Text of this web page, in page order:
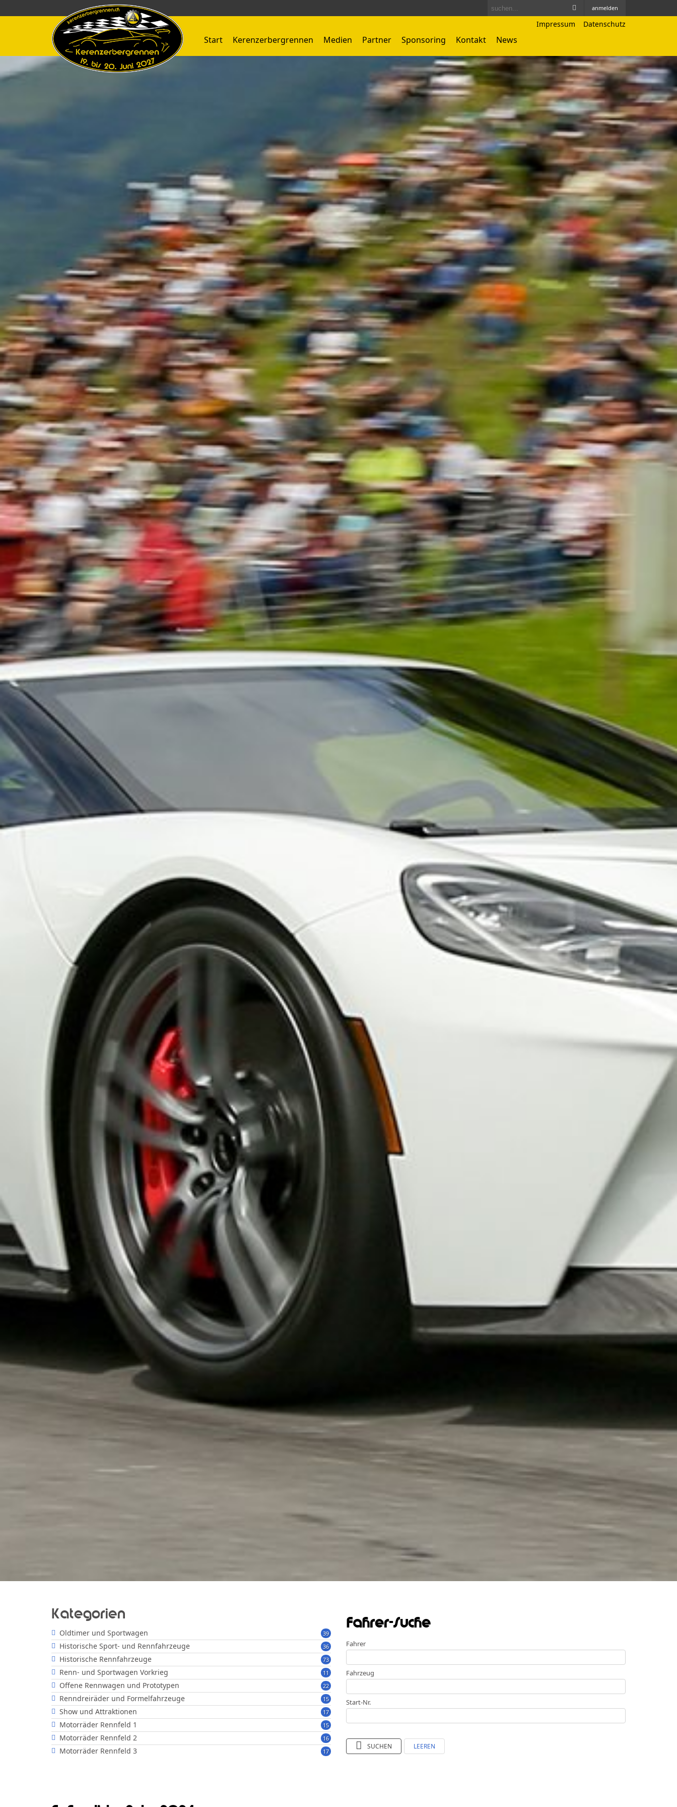
anmelden
Impressum Datenschutz
Start Kerenzerbergrennen Medien Partner Sponsoring Kontakt News
Kategorien
39
Oldtimer und Sportwagen
36
Historische Sport- und Rennfahrzeuge
73
Historische Rennfahrzeuge
11
Renn- und Sportwagen Vorkrieg
22
Offene Rennwagen und Prototypen
15
Renndreiräder und Formelfahrzeuge
17
Show und Attraktionen
15
Motorräder Rennfeld 1
16
Motorräder Rennfeld 2
17
Motorräder Rennfeld 3
Fahrer-Suche
Fahrer
Fahrzeug
Start-Nr.
SUCHEN LEEREN